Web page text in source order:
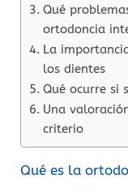
Qué
ortodoncia
La
los dientes
Qué ocurre si
Una
criterio
Qué es la